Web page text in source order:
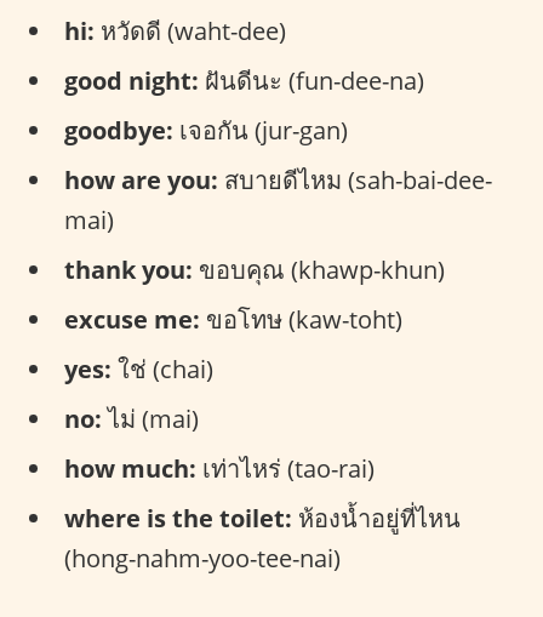
hi: หวัดดี (waht-dee)
good night: ฝันดีนะ (fun-dee-na)
goodbye: เจอกัน (jur-gan)
how are you: สบายดีไหม (sah-bai-dee-
mai)
thank you: ขอบคุณ (khawp-khun)
excuse me: ขอโทษ (kaw-toht)
yes: ใช่ (chai)
no:ไม่ (mai)
how much: เท่าไหร่ (tao-rai)
where is the toilet: ห้องน้ำอยู่ที่ไหน
(hong-nahm-yoo-tee-nai)